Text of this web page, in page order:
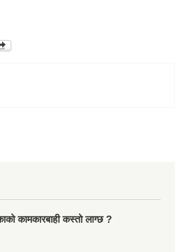
कामकारबाही कस्तो लाग्छ ?